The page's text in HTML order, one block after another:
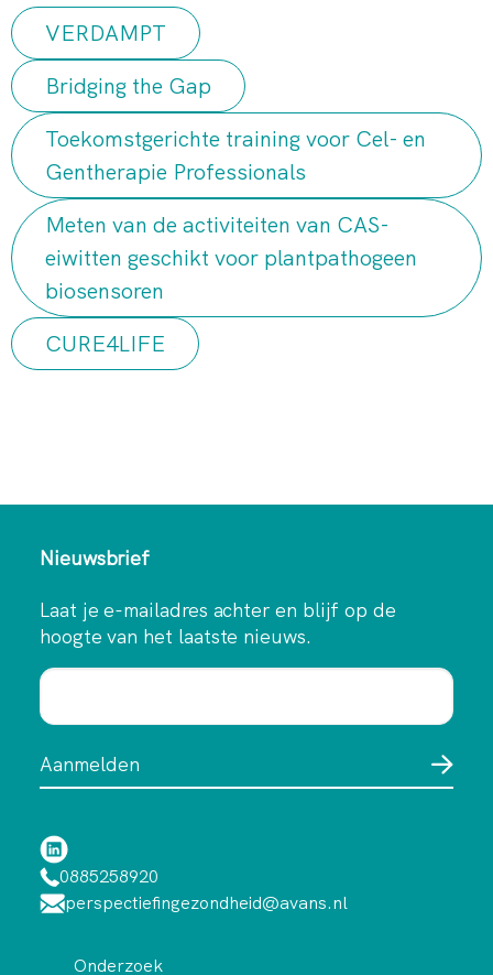
VERDAMPT
Bridging the Gap
Toekomstgerichte training voor Cel- en
Gentherapie Professionals
Meten van de activiteiten van CAS-
eiwitten geschikt voor plantpathogeen
biosensoren
CURE4LIFE
Nieuwsbrief
Laat je e-mailadres achter en blijf op de
hoogte van het laatste nieuws.
0885258920
perspectiefingezondheid@avans.nl
Onderzoek